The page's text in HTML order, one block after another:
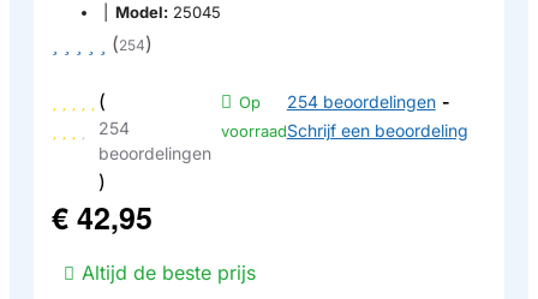
Model: 25045
(254)
(
254
beoordelingen
)
Op
voorraad
254 beoordelingen -
Schrijf een beoordeling
€ 42,95
Altijd de beste prijs